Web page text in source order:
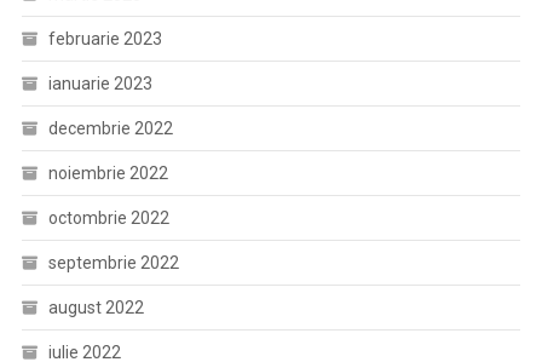
februarie 2023
ianuarie 2023
decembrie 2022
noiembrie 2022
octombrie 2022
septembrie 2022
august 2022
iulie 2022